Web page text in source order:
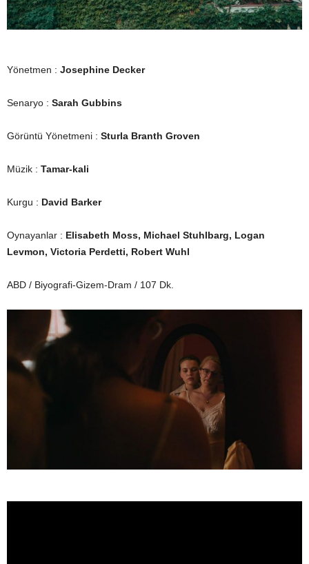
Yönetmen : Josephine Decker
Senaryo : Sarah Gubbins
Görüntü Yönetmeni : Sturla Branth Groven
Müzik : Tamar-kali
Kurgu : David Barker
Oynayanlar : Elisabeth Moss, Michael Stuhlbarg, Logan
Levmon, Victoria Perdetti, Robert Wuhl
ABD / Biyografi-Gizem-Dram / 107 Dk.